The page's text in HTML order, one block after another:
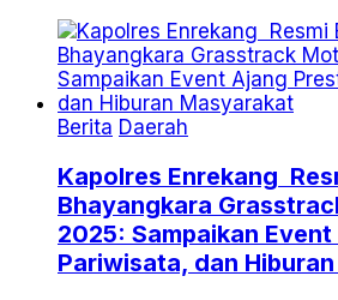
Berita Daerah
Kapolres Enrekang
Bhayangkara
2025: Sampaikan
Pariwisata, dan